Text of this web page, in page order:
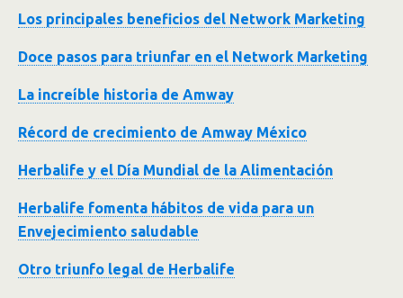
Los principales beneficios del Network Marketing
Doce pasos para triunfar en el Network Marketing
La increíble historia de Amway
Récord de crecimiento de Amway México
Herbalife y el Día Mundial de la Alimentación
Herbalife fomenta hábitos de vida para un
Envejecimiento saludable
Otro triunfo legal de Herbalife